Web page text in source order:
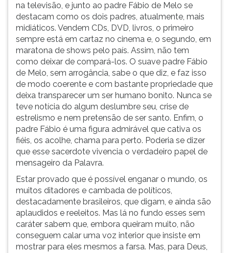
na televisão, e junto ao padre Fábio de Melo se
destacam como os dois padres, atualmente, mais
midiáticos. Vendem CDs, DVD, livros, o primeiro
sempre está em cartaz no cinema e, o segundo, em
maratona de shows pelo país. Assim, não tem
como deixar de compará-los. O suave padre Fábio
de Melo, sem arrogância, sabe o que diz, e faz isso
de modo coerente e com bastante propriedade que
deixa transparecer um ser humano bonito. Nunca se
teve notícia do algum deslumbre seu, crise de
estrelismo e nem pretensão de ser santo. Enfim, o
padre Fábio é uma figura admirável que cativa os
fiéis, os acolhe, chama para perto. Poderia se dizer
que esse sacerdote vivencia o verdadeiro papel de
mensageiro da Palavra.
Estar provado que é possível enganar o mundo, os
muitos ditadores e cambada de políticos,
destacadamente brasileiros, que digam, e ainda são
aplaudidos e reeleitos. Mas lá no fundo esses sem
caráter sabem que, embora queiram muito, não
conseguem calar uma voz interior que insiste em
mostrar para eles mesmos a farsa. Mas, para Deus,